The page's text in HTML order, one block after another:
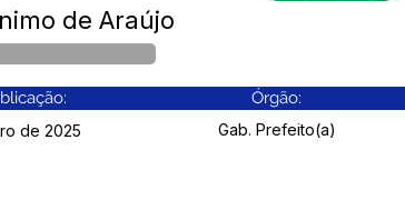
de Araújo
Órgão:
de 2025 Gab. Prefeito(a)